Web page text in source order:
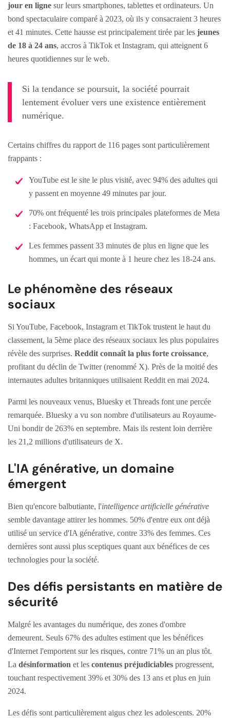
jour en ligne sur leurs smartphones, tablettes et ordinateurs. Un
bond spectaculaire comparé à 2023, où ils y consacraient 3 heures
et 41 minutes. Cette hausse est principalement tirée par les jeunes
de 18 à 24 ans, accros à TikTok et Instagram, qui atteignent 6
heures quotidiennes sur le web.
Si la tendance se poursuit, la société pourrait
lentement évoluer vers une existence entièrement
numérique.
Certains chiffres du rapport de 116 pages sont particulièrement
frappants :
YouTube est le site le plus visité, avec 94% des adultes qui
y passent en moyenne 49 minutes par jour.
70% ont fréquenté les trois principales plateformes de Meta
: Facebook, WhatsApp et Instagram.
Les femmes passent 33 minutes de plus en ligne que les
hommes, un écart qui monte à 1 heure chez les 18-24 ans.
Le phénomène des réseaux
sociaux
Si YouTube, Facebook, Instagram et TikTok trustent le haut du
classement, la 5ème place des réseaux sociaux les plus populaires
révèle des surprises. Reddit connaît la plus forte croissance,
profitant du déclin de Twitter (renommé X). Près de la moitié des
internautes adultes britanniques utilisaient Reddit en mai 2024.
Parmi les nouveaux venus, Bluesky et Threads font une percée
remarquée. Bluesky a vu son nombre d'utilisateurs au Royaume-
Uni bondir de 263% en septembre. Mais ils restent loin derrière
les 21,2 millions d'utilisateurs de X.
L'IA générative, un domaine
émergent
Bien qu'encore balbutiante, l'intelligence artificielle générative
semble davantage attirer les hommes. 50% d'entre eux ont déjà
utilisé un service d'IA générative, contre 33% des femmes. Ces
dernières sont aussi plus sceptiques quant aux bénéfices de ces
technologies pour la société.
Des défis persistants en matière de
sécurité
Malgré les avantages du numérique, des zones d'ombre
demeurent. Seuls 67% des adultes estiment que les bénéfices
d'Internet l'emportent sur les risques, contre 71% un an plus tôt.
La désinformation et les contenus préjudiciables progressent,
touchant respectivement 39% et 30% des 13 ans et plus en juin
2024.
Les défis sont particulièrement aigus chez les adolescents. 20%